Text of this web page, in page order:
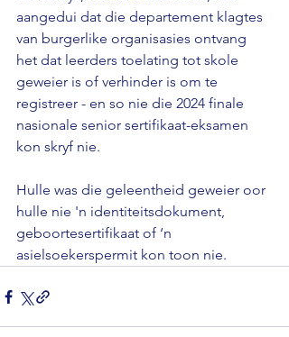
aangedui dat die departement klagtes
van burgerlike organisasies ontvang
het dat leerders toelating tot skole
geweier is of verhinder is om te
registreer - en so nie die 2024 finale
nasionale senior sertifikaat-eksamen
kon skryf nie.
Hulle was die geleentheid geweier oor
hulle nie 'n identiteitsdokument,
geboortesertifikaat of ‘n
asielsoekerspermit kon toon nie.